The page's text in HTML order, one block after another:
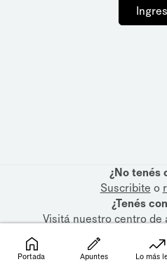
¿No tenés
Suscribite o
¿Tenés
Visitá nuestrocentro de
Portada Apuntes Lo más